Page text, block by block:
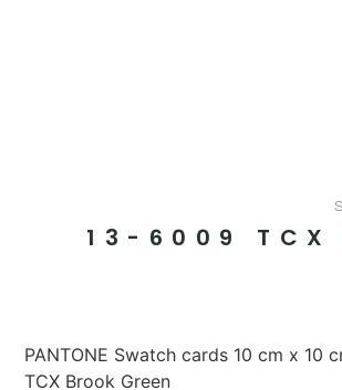
13-6009 TCX
PANTONE Swatch cards 10 cm x 10
TCX Brook Green